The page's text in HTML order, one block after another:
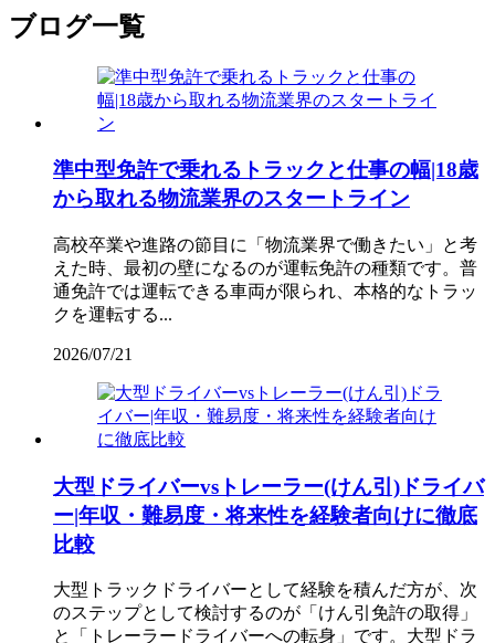
ブログ一覧
準中型免許で乗れるトラックと仕事の幅|18歳
から取れる物流業界のスタートライン
高校卒業や進路の節目に「物流業界で働きたい」と考
えた時、最初の壁になるのが運転免許の種類です。普
通免許では運転できる車両が限られ、本格的なトラッ
クを運転する...
2026/07/21
大型ドライバーvsトレーラー(けん引)ドライバ
ー|年収・難易度・将来性を経験者向けに徹底
比較
大型トラックドライバーとして経験を積んだ方が、次
のステップとして検討するのが「けん引免許の取得」
と「トレーラードライバーへの転身」です。大型ドラ